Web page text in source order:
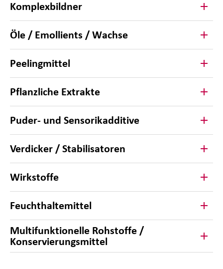
Komplexbildner
Öle / Emollients / Wachse
Peelingmittel
Pflanzliche Extrakte
Puder- und Sensorikadditive
Verdicker / Stabilisatoren
Wirkstoffe
Feuchthaltemittel
Multifunktionelle Rohstoffe /
Konservierungsmittel